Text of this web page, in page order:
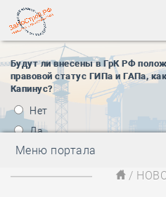
Будут ли внесены в ГрК РФ
правовой статус ГИПа и ГАПа, как
Капинус?
Нет
Да
Меню портала
/